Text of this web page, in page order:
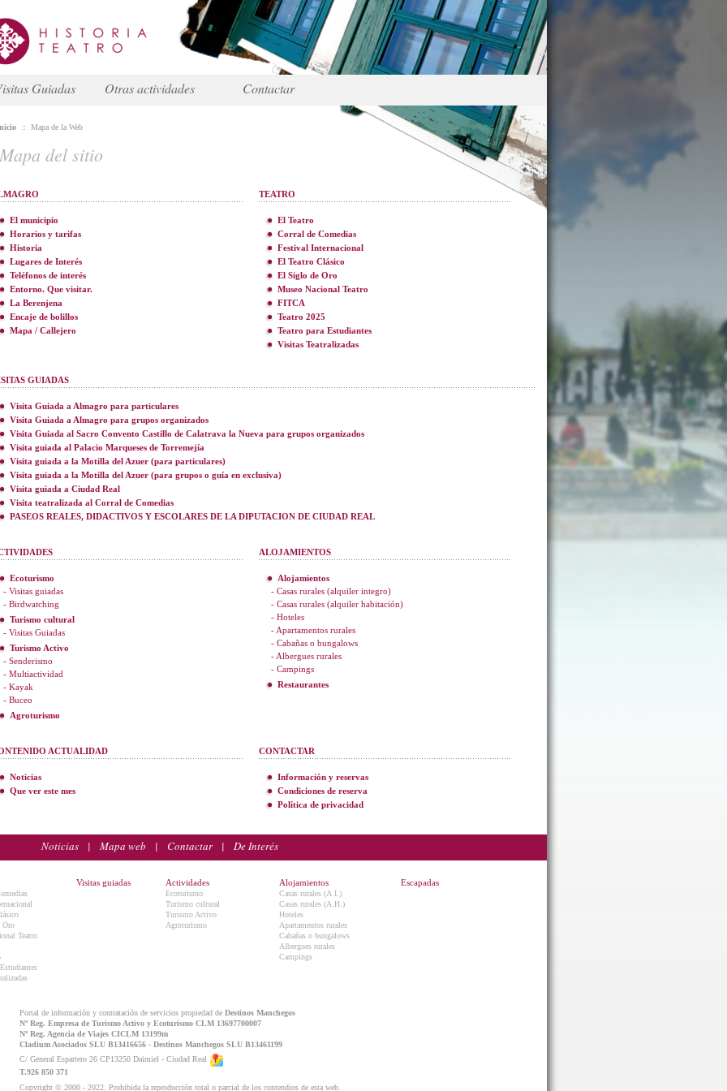
Guiadas Otras actividades Contactar
:: Mapa de la Web
Mapa del sitio
El municipio
Horarios y tarifas
Historia
Lugares de Interés
Teléfonos de interés
Entorno. Que visitar.
La Berenjena
Encaje de bolillos
Mapa / Callejero
TEATRO
El Teatro
Corral de Comedias
Festival Internacional
El Teatro Clásico
El Siglo de Oro
Museo Nacional Teatro
FITCA
Teatro 2025
Teatro para Estudiantes
Visitas Teatralizadas
GUIADAS
Visita Guiada a Almagro para particulares
Visita Guiada a Almagro para grupos organizados
Visita Guiada al Sacro Convento Castillo de Calatrava la Nueva para grupos organizados
Visita guiada al Palacio Marqueses de Torremejía
Visita guiada a la Motilla del Azuer (para particulares)
Visita guiada a la Motilla del Azuer (para grupos o guía en exclusiva)
Visita guiada a Ciudad Real
Visita teatralizada al Corral de Comedias
PASEOS REALES, DIDACTIVOS Y ESCOLARES DE LA DIPUTACION DE CIUDAD REAL
Ecoturismo
- Visitas guiadas
- Birdwatching
Turismo cultural
- Visitas Guiadas
Turismo Activo
- Senderismo
- Multiactividad
- Kayak
- Buceo
Agroturismo
ALOJAMIENTOS
Alojamientos
- Casas rurales (alquiler integro)
- Casas rurales (alquiler habitación)
- Hoteles
- Apartamentos rurales
- Cabañas o bungalows
- Albergues rurales
- Campings
Restaurantes
ACTUALIDAD
Noticias
Que ver este mes
CONTACTAR
Información y reservas
Condiciones de reserva
Política de privacidad
Noticias | Mapa web | Contactar| De Interés
Oro
Teatro
Visitas guiadas Actividades
Ecoturismo
Turismo cultural
Turismo Activo
Agroturismo
Alojamientos
Casas rurales (A.I.)
Casas rurales (A.H.)
Hoteles
Apartamentos rurales
Cabañas o bungalows
Albergues rurales
Campings
Escapadas
Portal de información y contratación de servicios propiedad de Destinos Manchegos
Nº Reg. Empresa de Turismo Activo y Ecoturismo CLM 13697700007
Nº Reg. Agencia de Viajes CICLM 13199m
Cladium Asociados SLU B13416656 - Destinos Manchegos SLU B13461199
C/ General Espartero 26 CP13250 Daimiel - Ciudad Real
T.926 850 371
Copyright © 2000 - 2022. Prohibida la reproducción total o parcial de los contendios de esta web.